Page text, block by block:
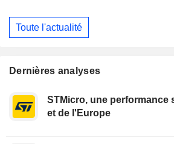
Toute l'actualité
Dernières analyses
STMicro, une performance
et de l'Europe